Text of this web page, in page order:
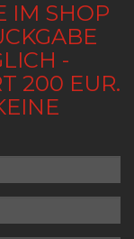
IM SHOP
-
200 EUR.